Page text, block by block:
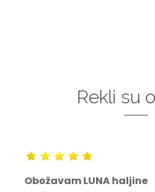
Rekli su
Obožavam LUNA haljine